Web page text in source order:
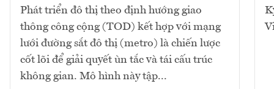
Phát triển đô thị theo định hướng giao
thông công cộng (TOD) kết hợp với mạng
lưới đường sắt đô thị (metro) là chiến lược
cốt lõi để giải quyết ùn tắc và tái cấu trúc
không gian. Mô hình này tập...